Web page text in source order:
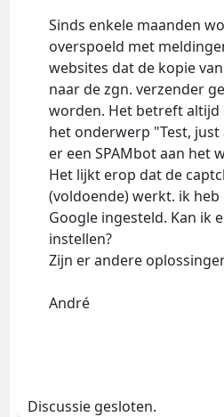
Sinds enkele maanden
overspoeld met
websites dat de kopie
naar de zgn. verzender
worden. Het betreft altijd
het onderwerp "Test,
er een SPAMbot aan het
Het lijkt erop dat de
(voldoende) werkt. ik heb
Google ingesteld. Kan ik
instellen?
Zijn er andere
André
Discussie gesloten.